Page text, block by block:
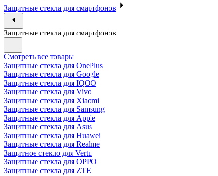
Защитные стекла для смартфонов
Защитные стекла для смартфонов
Смотреть все товары
Защитные стекла для OnePlus
Защитные стекла для Google
Защитные стекла для IQOO
Защитные стекла для Vivo
Защитные стекла для Xiaomi
Защитные стекла для Samsung
Защитные стекла для Apple
Защитные стекла для Asus
Защитные стекла для Huawei
Защитные стекла для Realme
Защитное стекло для Vertu
Защитные стекла для OPPO
Защитные стекла для ZTE